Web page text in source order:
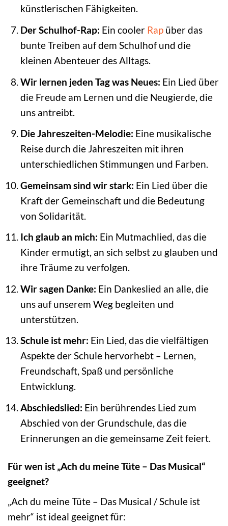
künstlerischen Fähigkeiten.
Der Schulhof-Rap: Ein cooler Rapüber das
bunte Treiben auf dem Schulhof und die
kleinen Abenteuer des Alltags.
Wir lernen jeden Tag was Neues: Ein Lied über
die Freude am Lernen und die Neugierde, die
uns antreibt.
Die Jahreszeiten-Melodie: Eine musikalische
Reise durch die Jahreszeiten mit ihren
unterschiedlichen Stimmungen und Farben.
Gemeinsam sind wir stark: Ein Lied über die
Kraft der Gemeinschaft und die Bedeutung
von Solidarität.
Ich glaub an mich: Ein Mutmachlied, das die
Kinder ermutigt, an sich selbst zu glauben und
ihre Träume zu verfolgen.
Wir sagen Danke: Ein Dankeslied an alle, die
uns auf unserem Weg begleiten und
unterstützen.
Schule ist mehr: Ein Lied, das die vielfältigen
Aspekte der Schule hervorhebt – Lernen,
Freundschaft, Spaß und persönliche
Entwicklung.
Abschiedslied: Ein berührendes Lied zum
Abschied von der Grundschule, das die
Erinnerungen an die gemeinsame Zeit feiert.
Für wen ist „Ach du meine Tüte – Das Musical“
geeignet?
„Ach du meine Tüte – Das Musical / Schule ist
mehr“ ist ideal geeignet für: